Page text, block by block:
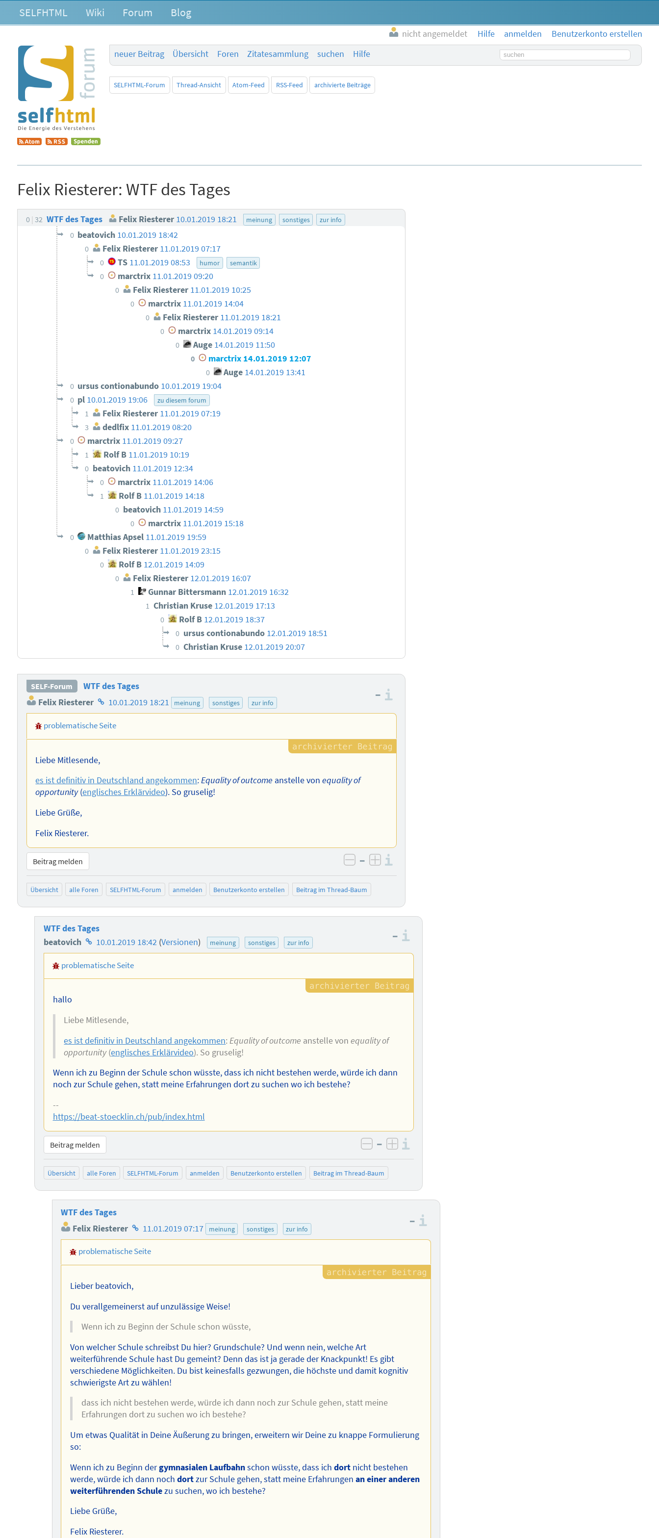
SELFHTML Wiki Forum Blog
nicht angemeldet Hilfe anmelden
Benutzerkonto erstellen
neuer Beitrag
Übersicht Foren Zitatesammlung suchen Hilfe Suchbegriff
SELFHTML-Forum Thread-Ansicht Atom-Feed RSS-Feed archivierte Beiträge
Felix Riesterer: WTF des Tages
0 32 WTF des Tages Felix Riesterer 10.01.2019 18:21 meinung sonstiges zur info
0 beatovich 10.01.2019 18:42
0 Felix Riesterer 11.01.2019 07:17
0 TS 11.01.2019 08:53 humor semantik
0 marctrix 11.01.2019 09:20
0 Felix Riesterer 11.01.2019 10:25
0 marctrix 11.01.2019 14:04
0 Felix Riesterer 11.01.2019 18:21
0 marctrix 14.01.2019 09:14
0 Auge 14.01.2019 11:50
0 marctrix 14.01.2019 12:07
0 Auge 14.01.2019 13:41
0 ursus contionabundo 10.01.2019 19:04
0 pl 10.01.2019 19:06 zu diesem forum
1 Felix Riesterer 11.01.2019 07:19
3 dedlfix 11.01.2019 08:20
0 marctrix 11.01.2019 09:27
1 Rolf B 11.01.2019 10:19
0 beatovich 11.01.2019 12:34
0 marctrix 11.01.2019 14:06
1 Rolf B 11.01.2019 14:18
0 beatovich 11.01.2019 14:59
0 marctrix 11.01.2019 15:18
0 Matthias Apsel 11.01.2019 19:59
0 Felix Riesterer 11.01.2019 23:15
0 Rolf B 12.01.2019 14:09
0 Felix Riesterer 12.01.2019 16:07
1 Gunnar Bittersmann 12.01.2019 16:32
1 Christian Kruse 12.01.2019 17:13
0 Rolf B 12.01.2019 18:37
0 ursus contionabundo 12.01.2019 18:51
0 Christian Kruse 12.01.2019 20:07
SELF-Forum
WTF des Tages
Felix Riesterer Homepage
des
Autors
10.01.2019 18:21 meinung sonstiges zur info
–
problematische Seite
Liebe Mitlesende,
es ist definitiv in Deutschland angekommen:Equality of outcome anstelle vonequality of
opportunity(englisches Erklärvideo). So gruselig!
Liebe Grüße,
Felix Riesterer.
Beitrag melden negativ bewerten
– positiv bewerten
Übersicht alle Foren SELFHTML-Forum anmelden Benutzerkonto erstellen Beitrag im Thread-Baum
WTF des Tages
beatovich Homepage
des
Autors
10.01.2019 18:42 (Versionen) meinung sonstiges zur info –
problematische Seite
hallo
Liebe Mitlesende,
es ist definitiv in Deutschland angekommen:Equality of outcome anstelle vonequality of
opportunity(englisches Erklärvideo). So gruselig!
Wenn ich zu Beginn der Schule schon wüsste, dass ich nicht bestehen werde, würde ich dann
noch zur Schule gehen, statt meine Erfahrungen dort zu suchen wo ich bestehe?
--
https://beat-stoecklin.ch/pub/index.html
Beitrag melden negativ bewerten
– positiv bewerten
Übersicht alle Foren SELFHTML-Forum anmelden Benutzerkonto erstellen Beitrag im Thread-Baum
WTF des Tages
Felix Riesterer Homepage
des
Autors
11.01.2019 07:17 meinung sonstiges zur info
–
problematische Seite
Lieber beatovich,
Du verallgemeinerst auf unzulässige Weise!
Wenn ich zu Beginn der Schule schon wüsste,
Von welcher Schule schreibst Du hier? Grundschule? Und wenn nein, welche Art
weiterführende Schule hast Du gemeint? Denn das ist ja gerade der Knackpunkt! Es gibt
verschiedene Möglichkeiten. Du bist keinesfalls gezwungen, die höchste und damit kognitiv
schwierigste Art zu wählen!
dass ich nicht bestehen werde, würde ich dann noch zur Schule gehen, statt meine
Erfahrungen dort zu suchen wo ich bestehe?
Um etwas Qualität in Deine Äußerung zu bringen, erweitern wir Deine zu knappe Formulierung
so:
Wenn ich zu Beginn dergymnasialen Laufbahnschon wüsste, dass ich dortnicht bestehen
werde, würde ich dann noch dortzur Schule gehen, statt meine Erfahrungen an einer anderen
weiterführenden Schulezu suchen, wo ich bestehe?
Liebe Grüße,
Felix Riesterer.